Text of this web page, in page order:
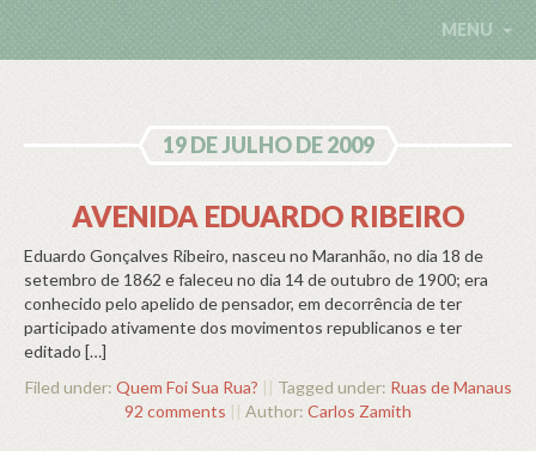
MENU
19 DE JULHO DE 2009
AVENIDA EDUARDO RIBEIRO
Eduardo Gonçalves Ribeiro, nasceu no Maranhão, no dia 18 de
setembro de 1862 e faleceu no dia 14 de outubro de 1900; era
conhecido pelo apelido de pensador, em decorrência de ter
participado ativamente dos movimentos republicanos e ter
editado […]
Filed under: Quem Foi Sua Rua? || Tagged under: Ruas de Manaus
92 comments || Author: Carlos Zamith